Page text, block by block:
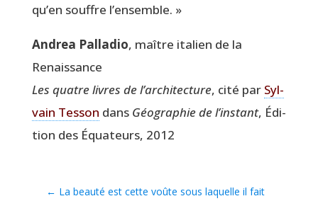
qu’en souffre l’ensemble. »
Andrea Pal­la­dio, maître ita­lien de la
Renaissance
Les quatre livres de l’architecture, cité par Syl­
vain Tes­son dans Géo­gra­phie de l’instant, Édi­
tion des Équa­teurs, 2012
← La beauté est cette voûte sous laquelle il fait